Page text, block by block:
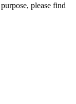
please find